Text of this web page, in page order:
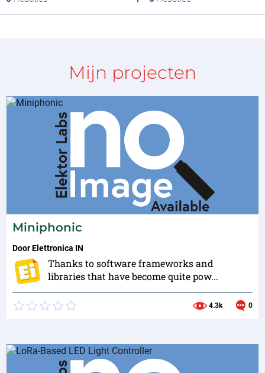
Mijn projecten
Miniphonic
DoorElettronica IN
Thanks to software frameworks and
libraries that have become quite pow...
4.3k 0